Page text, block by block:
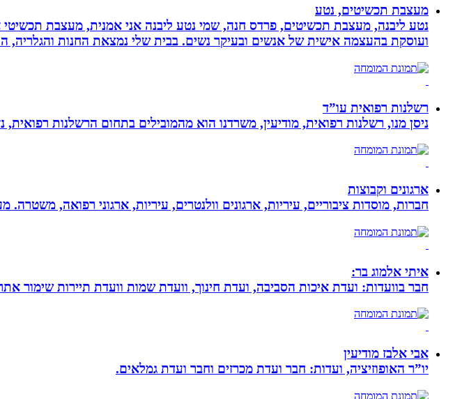
מעצבת תכשיטים, נטע
נטע ליבנה, מעצבת תכשיטים, פרדס חנה, שמי נטע ליבנה אני אמנית, מעצבת תכשיטי
ועוסקת בהעצמה אישית של אנשים ובעיקר נשים. בבית שלי נמצאת החנות והגלריה,
רשלנות רפואית עו”ד
ניסן מנו, רשלנות רפואית, מודיעין, משרדנו הוא מהמובילים בתחום הרשלנות
ארגונים וקבוצות
חברות, מוסדות ציבוריים, עיריות, ארגונים וולנטרים, עיריות, ארגוני רפואה,
איתי אלמוג בר:
חבר בוועדות: ועדת איכות הסביבה, ועדת חינוך, וועדת שמות וועדת תיירות שימור
אבי אלבז מודיעין
יו”ר האופוזיציה, ועדות: חבר ועדת מכרזים וחבר ועדת גמלאים.